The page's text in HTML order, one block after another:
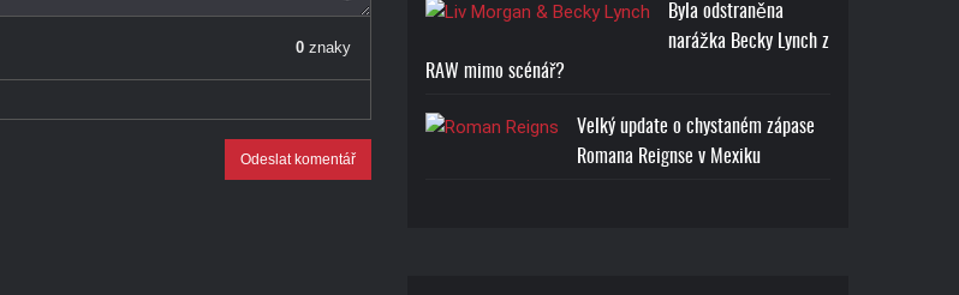
0 znaky
Odeslat komentář
Byla odstraněna
narážka Becky Lynch z
RAW mimo scénář?
Velký update o chystaném zápase
Romana Reignse v Mexiku